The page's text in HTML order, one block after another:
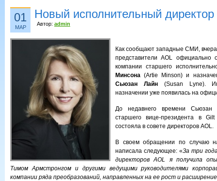
01
МАР
Новый исполнительный
Автор: admin
Как сообщают западные СМИ,
представители AOL официально
компании старшего
Минсона (Artie Minson) и
Сьюзан Лайн(Susan Lyne).
назначении уже появилась на
До недавнего времени Сьюзан
старшего вице-президента в
состояла в совете директоров AOL.
В своем обращении по случаю
написала следующее: «За три
директоров AOL я получила
Тимом Армстронгом и другими ведущими руководителями
компании ряда преобразований, направленных на ее рост и